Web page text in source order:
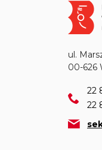
Obraz
ul.
00-626
22
22